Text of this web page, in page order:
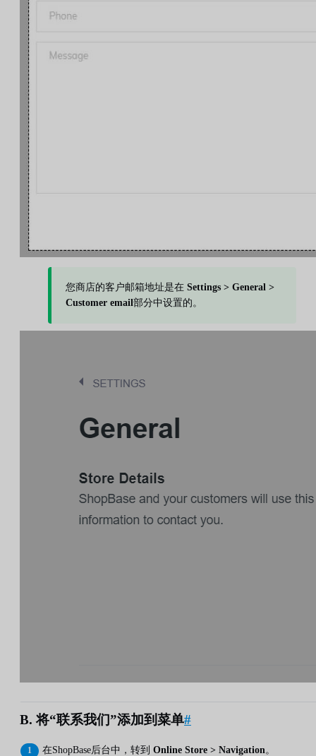
您商店的客户邮箱地址是在 Settings > General >
Customer email部分中设置的。
B. 将“联系我们”添加到菜单#
在ShopBase后台中，转到 Online Store > Navigation 。